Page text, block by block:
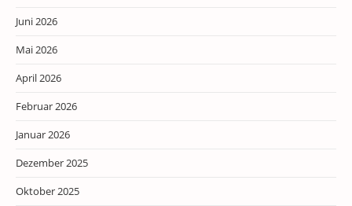
Juni 2026
Mai 2026
April 2026
Februar 2026
Januar 2026
Dezember 2025
Oktober 2025